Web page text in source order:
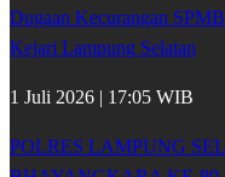
Dugaan Kecurangan
Kejari Lampung Selatan
1 Juli 2026 | 17:05 WIB
POLRES LAMPUNG